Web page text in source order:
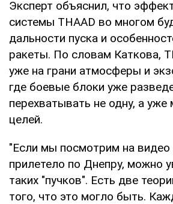
Эксперт объяснил, что
системы THAAD во многом
дальности пуска и
ракеты. По словам Каткова,
уже на грани атмосферы и
где боевые блоки уже
перехватывать не одну, а
целей.
"Если мы посмотрим на видео
прилетело по Днепру, можно
таких "пучков". Есть две
того, что это могло быть.